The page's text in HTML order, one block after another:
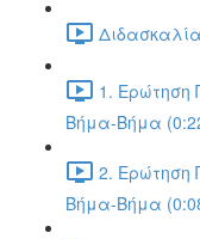
1. Ερώτηση
Βήμα-Βήμα
2. Ερώτηση
Βήμα-Βήμα